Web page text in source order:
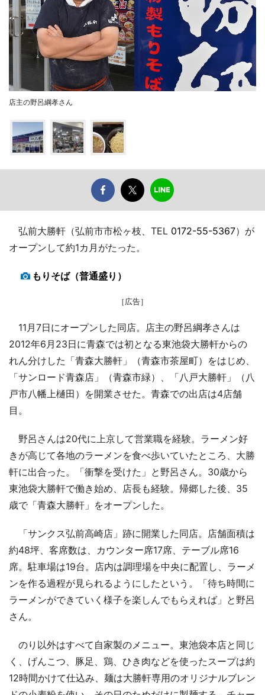
店主の野呂綱孝さん
弘前大勝軒（弘前市市松ヶ枝、TEL 0172-55-5367）が
オープンして約1カ月がたった。
もりそば（普通盛り）
［広告］
11月7日にオープンした同店。店主の野呂綱孝さんは
2012年6月23日に青森では初となる東池袋大勝軒からの
れん分けした「青森大勝軒」（青森市茶屋町）をはじめ、
「サンロード青森店」（青森市緑）、「八戸大勝軒」（八
戸市八幡上樋田）を開業させた。青森での出店は4店舗
目。
野呂さんは20代に上京して営業職を経験。ラーメン好
きが高じて各地のラーメンを食べ歩いていたところ、大勝
軒に出合った。「衝撃を受けた」と野呂さん。30歳から
東池袋大勝軒で働き始め、店長も経験。帰郷した後、35
歳で「青森大勝軒」をオープンした。
「サンクス弘前高崎店」跡に開業した同店。店舗面積は
約48坪、客席数は、カウンター席17席、テーブル席16
席。駐車場は19台。店内は調理場を中央に配置し、ラーメ
ンを作る過程が見られるようにしたという。「待ち時間に
ラーメンができていく様子を楽しんでもらえれば」と野呂
さん。
のり以外はすべて自家製のメニュー。東池袋本店と同じ
く、げんこつ、豚足、鶏、ひき肉などを使ったスープは約
12時間かけて仕込み、麺は大勝軒専用のオリジナルブレン